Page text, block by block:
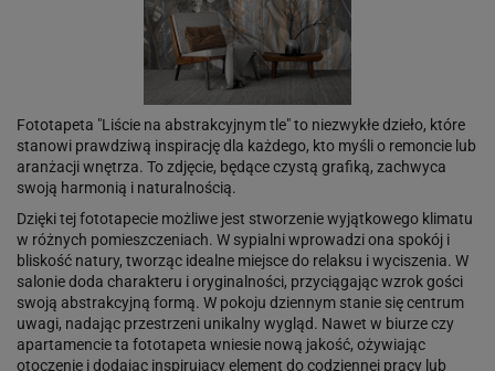
Fototapeta "Liście na abstrakcyjnym tle" to niezwykłe dzieło, które
stanowi prawdziwą inspirację dla każdego, kto myśli o remoncie lub
aranżacji wnętrza. To zdjęcie, będące czystą grafiką, zachwyca
swoją harmonią i naturalnością.
Dzięki tej fototapecie możliwe jest stworzenie wyjątkowego klimatu
w różnych pomieszczeniach. W sypialni wprowadzi ona spokój i
bliskość natury, tworząc idealne miejsce do relaksu i wyciszenia. W
salonie doda charakteru i oryginalności, przyciągając wzrok gości
swoją abstrakcyjną formą. W pokoju dziennym stanie się centrum
uwagi, nadając przestrzeni unikalny wygląd. Nawet w biurze czy
apartamencie ta fototapeta wniesie nową jakość, ożywiając
otoczenie i dodając inspirujący element do codziennej pracy lub